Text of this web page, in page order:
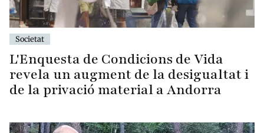
Societat
L'Enquesta de Condicions de Vida
revela un augment de la desigualtat i
de la privació material a Andorra